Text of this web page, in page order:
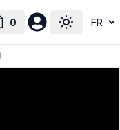
0
Cart Toggle
language